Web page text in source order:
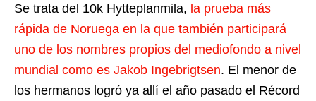
Se trata del 10k Hytteplanmila, la prueba más
rápida de Noruega en la que también participará
uno de los nombres propios del mediofondo a nivel
mundial como es Jakob Ingebrigtsen. El menor de
los hermanos logró ya allí el año pasado el Récord